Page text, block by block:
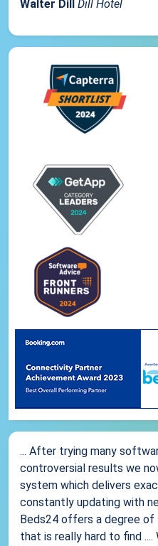
Walter Dill Dill Hotel
... After trying many
controversial results we
system which delivers
constantly updating with
Beds24 offers a degree
that is really hard to find